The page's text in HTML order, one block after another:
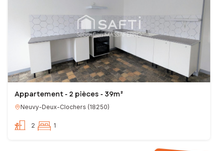
Appartement - 2 pièces - 39m²
Neuvy-Deux-Clochers (18250)
2 1